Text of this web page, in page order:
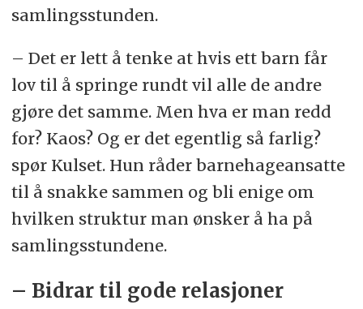
samlingsstunden.
– Det er lett å tenke at hvis ett barn får
lov til å springe rundt vil alle de andre
gjøre det samme. Men hva er man redd
for? Kaos? Og er det egentlig så farlig?
spør Kulset. Hun råder barnehageansatte
til å snakke sammen og bli enige om
hvilken struktur man ønsker å ha på
samlingsstundene.
– Bidrar til gode relasjoner